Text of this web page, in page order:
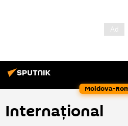
Moldova-
Internaţional